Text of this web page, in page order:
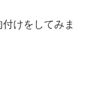
けをしてみま